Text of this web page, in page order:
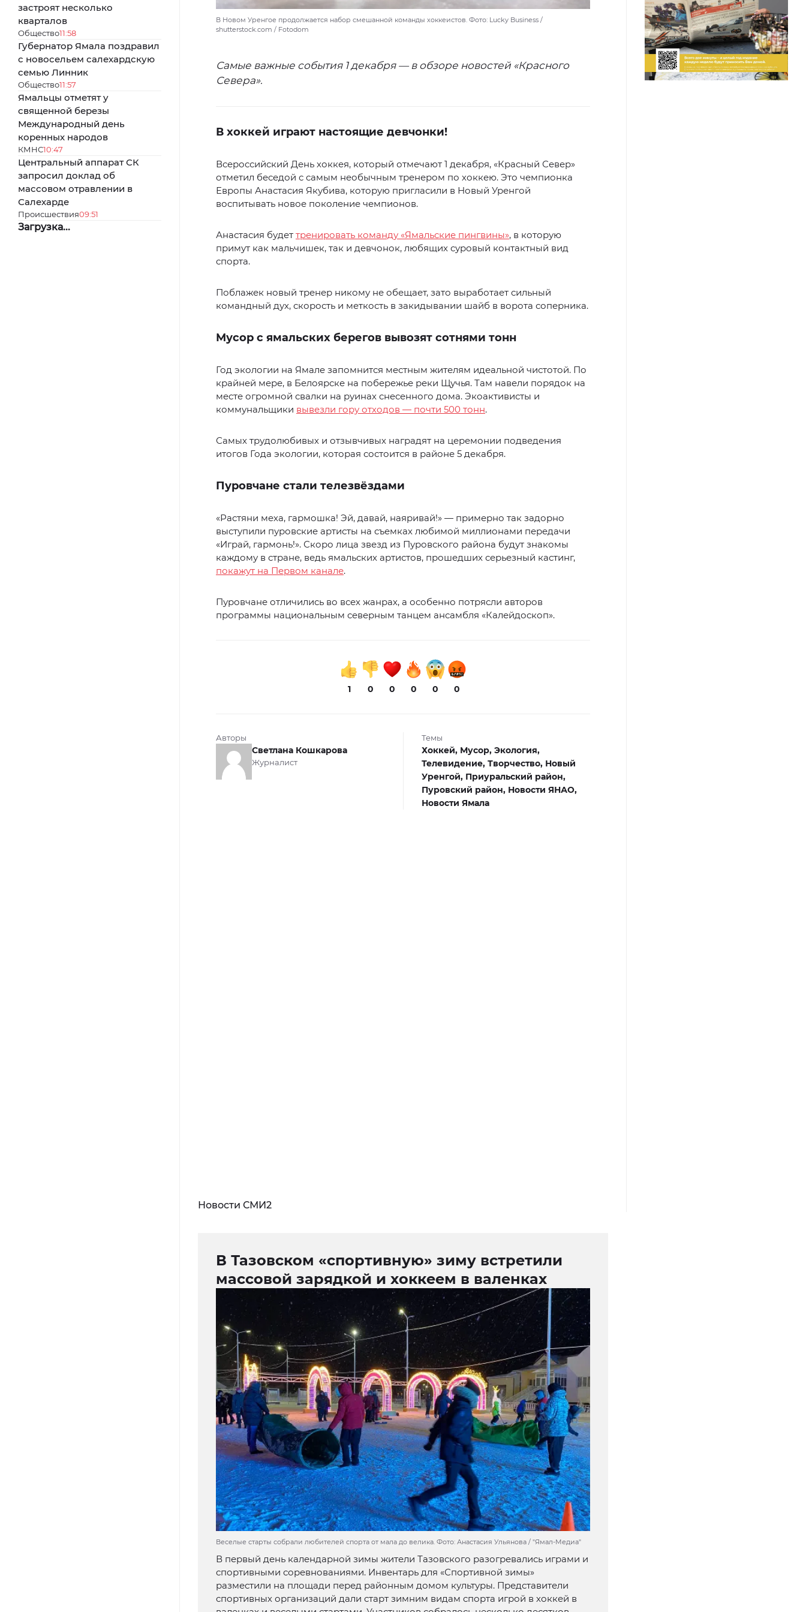
застроят несколько
кварталов
Общество11:58
Губернатор Ямала поздравил
с новосельем салехардскую
семью Линник
Общество11:57
Ямальцы отметят у
священной березы
Международный день
коренных народов
КМНС10:47
Центральный аппарат СК
запросил доклад об
массовом отравлении в
Салехарде
Происшествия09:51
Загрузка...
В Новом Уренгое продолжается набор смешанной команды хоккеистов. Фото: Lucky Business /
shutterstock.com / Fotodom
Самые важные события 1 декабря — в обзоре новостей «Красного
Севера».
В хоккей играют настоящие девчонки!
Всероссийский День хоккея, который отмечают 1 декабря, «Красный Север»
отметил беседой с самым необычным тренером по хоккею. Это чемпионка
Европы Анастасия Якубива, которую пригласили в Новый Уренгой
воспитывать новое поколение чемпионов.
Анастасия будет тренировать команду «Ямальские пингвины», в которую
примут как мальчишек, так и девчонок, любящих суровый контактный вид
спорта.
Поблажек новый тренер никому не обещает, зато выработает сильный
командный дух, скорость и меткость в закидывании шайб в ворота соперника.
Мусор с ямальских берегов вывозят сотнями тонн
Год экологии на Ямале запомнится местным жителям идеальной чистотой. По
крайней мере, в Белоярске на побережье реки Щучья. Там навели порядок на
месте огромной свалки на руинах снесенного дома. Экоактивисты и
коммунальщики вывезли гору отходов — почти 500 тонн.
Самых трудолюбивых и отзывчивых наградят на церемонии подведения
итогов Года экологии, которая состоится в районе 5 декабря.
Пуровчане стали телезвёздами
«Растяни меха, гармошка! Эй, давай, наяривай!» — примерно так задорно
выступили пуровские артисты на съемках любимой миллионами передачи
«Играй, гармонь!». Скоро лица звезд из Пуровского района будут знакомы
каждому в стране, ведь ямальских артистов, прошедших серьезный кастинг,
покажут на Первом канале.
Пуровчане отличились во всех жанрах, а особенно потрясли авторов
программы национальным северным танцем ансамбля «Калейдоскоп».
1 0 0 0 0 0
Авторы
Светлана Кошкарова
Журналист
Темы
Хоккей, Мусор, Экология,
Телевидение, Творчество, Новый
Уренгой, Приуральский район,
Пуровский район, Новости ЯНАО,
Новости Ямала
Новости СМИ2
В Тазовском «спортивную» зиму встретили
массовой зарядкой и хоккеем в валенках
Веселые старты собрали любителей спорта от мала до велика. Фото: Анастасия Ульянова / "Ямал-Медиа"
В первый день календарной зимы жители Тазовского разогревались играми и
спортивными соревнованиями. Инвентарь для «Спортивной зимы»
разместили на площади перед районным домом культуры. Представители
спортивных организаций дали старт зимним видам спорта игрой в хоккей в